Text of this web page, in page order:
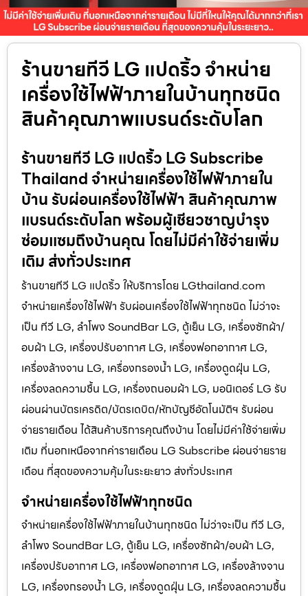
ร้านขายทีวี LG แปดริ้ว จำหน่าย
เครื่องใช้ไฟฟ้าภายในบ้านทุกชนิด
สินค้าคุณภาพแบรนด์ระดับโลก
ร้านขายทีวี LG แปดริ้ว LG Subscribe
Thailand จำหน่ายเครื่องใช้ไฟฟ้าภายใน
บ้าน รับผ่อนเครื่องใช้ไฟฟ้า สินค้าคุณภาพ
แบรนด์ระดับโลก พร้อมผู้เชียวชาญบำรุง
ซ่อมแซมถึงบ้านคุณ โดยไม่มีค่าใช้จ่ายเพิ่ม
เติม ส่งทั่วประเทศ
ร้านขายทีวี LG แปดริ้ว ให้บริการโดย LGthailand.com
จำหน่ายเครื่องใช้ไฟฟ้า รับผ่อนเครื่องใช้ไฟฟ้าทุกชนิด ไม่ว่าจะ
เป็น ทีวี LG, ลำโพง SoundBar LG, ตู้เย็น LG, เครื่องซักผ้า/
อบผ้า LG, เครื่องปรับอากาศ LG, เครื่องฟอกอากาศ LG,
เครื่องล้างจาน LG, เครื่องกรองน้ำ LG, เครื่องดูดฝุ่น LG,
เครื่องลดความชื้น LG, เครื่องถนอมผ้า LG, มอนิเตอร์ LG รับ
ผ่อนผ่านบัตรเครดิต/บัตรเดบิต/หักบัญชีอัตโนมัติฯ รับผ่อน
จ่ายรายเดือน ได้สินค้าบริการคุณถึงบ้าน โดยไม่มีค่าใช้จ่ายเพิ่ม
เติม ที่นอกเหนือจากค่ารายเดือน LG Subscribe ผ่อนจ่ายราย
เดือน ที่สุดของความคุ้มในระยะยาว ส่งทั่วประเทศ
จำหน่ายเครื่องใช้ไฟฟ้าทุกชนิด
จำหน่ายเครื่องใช้ไฟฟ้าภายในบ้านทุกชนิด ไม่ว่าจะเป็น ทีวี LG,
ลำโพง SoundBar LG, ตู้เย็น LG, เครื่องซักผ้า/อบผ้า LG,
เครื่องปรับอากาศ LG, เครื่องฟอกอากาศ LG, เครื่องล้างจาน
LG, เครื่องกรองน้ำ LG, เครื่องดูดฝุ่น LG, เครื่องลดความชื้น